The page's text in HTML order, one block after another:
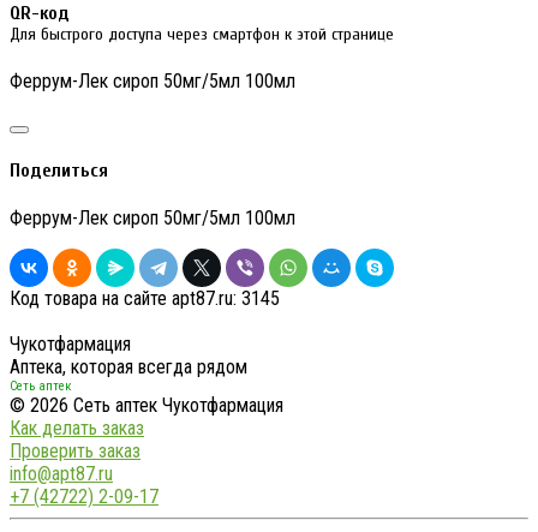
QR-код
Для быстрого доступа через смартфон к этой странице
Феррум-Лек сироп 50мг/5мл 100мл
Поделиться
Феррум-Лек сироп 50мг/5мл 100мл
Код товара на сайте apt87.ru: 3145
Чукотфармация
Аптека, которая всегда рядом
Сеть аптек
© 2026 Сеть аптек Чукотфармация
Как делать заказ
Проверить заказ
info@apt87.ru
+7 (42722) 2-09-17